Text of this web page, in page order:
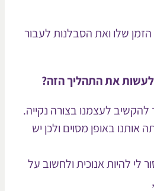
ואת הסבלנות לעבור
התהליך הזה?
לעצמנו בצורה נקייה.
מסוים ולכן יש
אנוכית ולחשוב על